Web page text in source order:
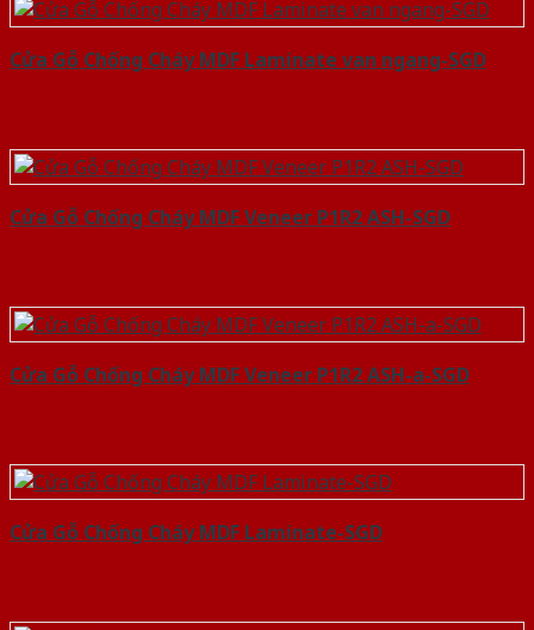
Cửa Gỗ Chống Cháy MDF Laminate van ngang-SGD
Cửa Gỗ Chống Cháy MDF Veneer P1R2 ASH-SGD
Cửa Gỗ Chống Cháy MDF Veneer P1R2 ASH-a-SGD
Cửa Gỗ Chống Cháy MDF Laminate-SGD